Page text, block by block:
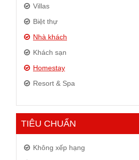
Villas
Biệt thự
Nhà khách
Khách sạn
Homestay
Resort & Spa
TIÊU CHUẨN
Không xếp hạng